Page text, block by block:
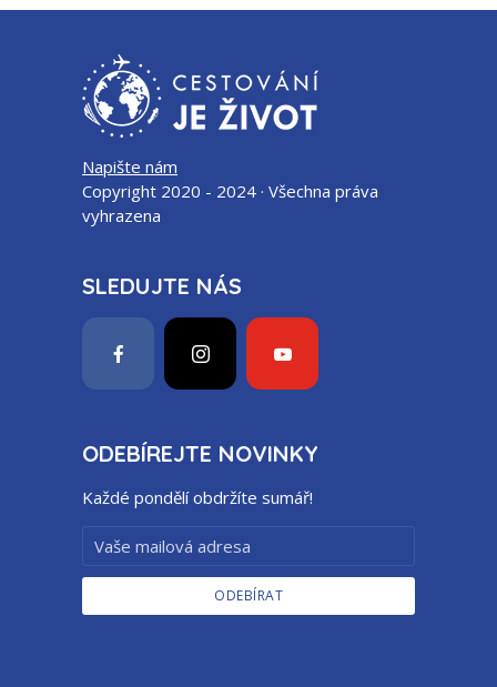
Napište nám
Copyright 2020 - 2024 · Všechna práva
vyhrazena
SLEDUJTE NÁS
ODEBÍREJTE NOVINKY
Každé pondělí obdržíte sumář!